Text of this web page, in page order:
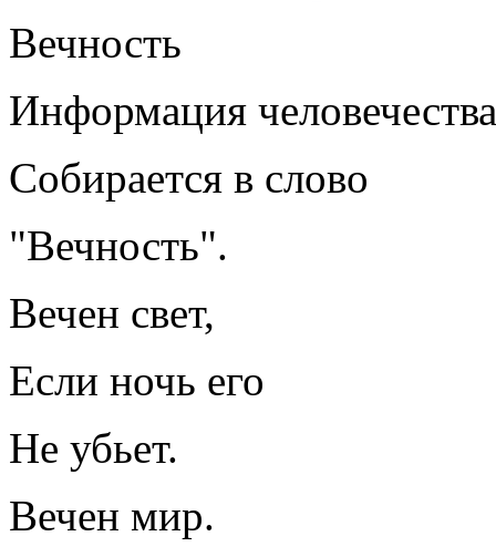
Вечность
Информация человечества
Собирается в слово
"Вечность".
Вечен свет,
Если ночь его
Не убьет.
Вечен мир.